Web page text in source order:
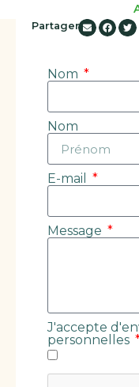
Partager :
Nom
Nom
E-mail
Message
J'accepte
personnelles